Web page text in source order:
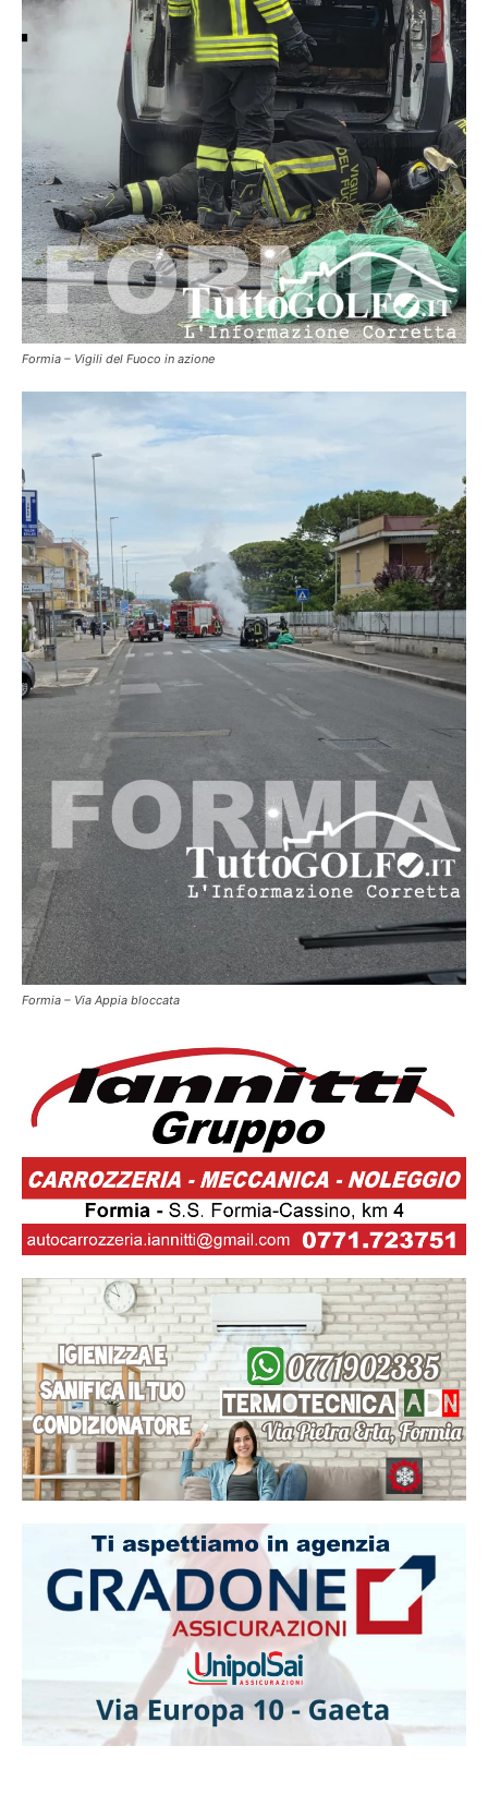
Formia – Vigili del Fuoco in azione
Formia – Via Appia bloccata